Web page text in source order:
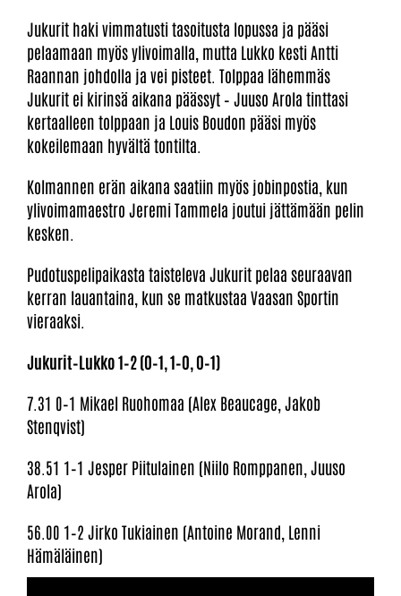
Jukurit haki vimmatusti tasoitusta lopussa ja pääsi
pelaamaan myös ylivoimalla, mutta Lukko kesti Antti
Raannan johdolla ja vei pisteet. Tolppaa lähemmäs
Jukurit ei kirinsä aikana päässyt – Juuso Arola tinttasi
kertaalleen tolppaan ja Louis Boudon pääsi myös
kokeilemaan hyvältä tontilta.
Kolmannen erän aikana saatiin myös jobinpostia, kun
ylivoimamaestro Jeremi Tammela joutui jättämään pelin
kesken.
Pudotuspelipaikasta taisteleva Jukurit pelaa seuraavan
kerran lauantaina, kun se matkustaa Vaasan Sportin
vieraaksi.
Jukurit–Lukko 1–2 (0–1, 1–0, 0–1)
7.31 0–1 Mikael Ruohomaa (Alex Beaucage, Jakob
Stenqvist)
38.51 1–1 Jesper Piitulainen (Niilo Romppanen, Juuso
Arola)
56.00 1–2 Jirko Tukiainen (Antoine Morand, Lenni
Hämäläinen)